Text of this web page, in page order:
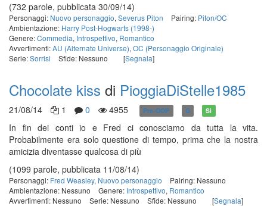
(732 parole, pubblicata 30/09/14)
Personaggi: Nuovo personaggio, Severus Piton Pairing: Piton/OC
Ambientazione: Harry Post-Hogwarts (1998-)
Genere:Commedia, Introspettivo, Romantico
Avvertimenti:AU (Alternate Universe), OC (Personaggio Originale)
Serie:Sorrisi Sfide: Nessuno [Segnala]
Chocolate kiss di PioggiaDiStelle1985
21/08/14 1 0 4955 Pre-OOP G Sì
In fin dei conti io e Fred ci conosciamo da tutta la vita.
Probabilmente era solo questione di tempo, prima che la nostra
amicizia diventasse qualcosa di più
(1099 parole, pubblicata 11/08/14)
Personaggi: Fred Weasley, Nuovo personaggio
Pairing: Nessuno
Ambientazione: Nessuno
Genere: Introspettivo, Romantico
Avvertimenti: Nessuno
Serie: Nessuno Sfide: Nessuno [Segnala]